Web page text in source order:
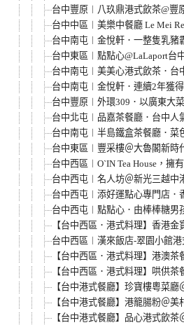
台中豐原︱八玖鼎港式飲茶@豐
台中中區︱美樂中餐廳 Le Mei
台中南屯︱金悅軒．一整隻乳豬
台中東區︱點點心@LaLaport台
台中南屯︱美美心港式飲茶．台
台中南屯︱金悅軒．連續2年獲
台中豐原︱外環309．以廣東大
台中北屯︱品嘉茶餐廳．台中
台中南屯︱半島鐵盒茶餐廳．
台中東區︱豐采樓＠大魯閣新時
台中西區︱O`IN Tea House，
台中西屯︱名人坊＠新光三越
台中西屯︱添好運點心專門店
台中西屯︱點點心．由棒棒糖男
【台中西區．港式料理】香港
台中西區︱漢來飯店-翠園小館
【台中西區．港式料理】港澳
【台中西區．港式料理】哄供
【台中港式餐廳】珍寶樓粵菜廳
【台中港式餐廳】港籠腸粉＠
【台中港式餐廳】品心港式飲